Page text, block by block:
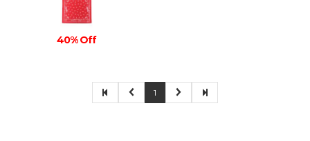
40% Off
1